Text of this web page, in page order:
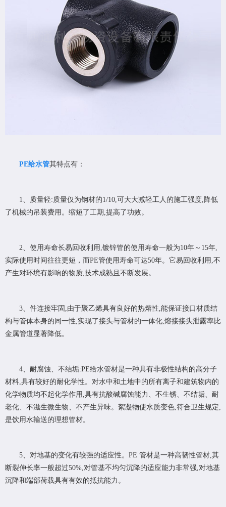
PE给水管其特点有：
1、质量轻:质量仅为钢材的1/10,可大大减轻工人的施工强度,降低
了机械的吊装费用。缩短了工期,提高了功效。
2、使用寿命长易回收利用,镀锌管的使用寿命一般为10年～15年,
实际使用时间往往更短，而PE管使用寿命可达50年。它易回收利用,不
产生对环境有影响的物质,技术成熟且不断发展。
3、件连接牢固,由于聚乙烯具有良好的热熔性,能保证接口材质结
构与管体本身的同一性,实现了接头与管材的一体化,熔接接头泄露率比
金属管道显著降低。
4、耐腐蚀、不结垢:PE给水管材是一种具有非极性结构的高分子
材料,具有较好的耐化学性。对水中和土地中的所有离子和建筑物内的
化学物质均不起化学作用,具有抗酸碱腐蚀能力、不生锈、不结垢、耐
老化、不滋生微生物、不产生异味。絮凝物使水质变色,符合卫生规定,
是饮用水输送的理想管材。
5、对地基的变化有较强的适应性。PE 管材是一种高韧性管材,其
断裂伸长率一般超过50%,对管基不均匀沉降的适应能力非常强,对地基
沉降和端部荷载具有有效的抵抗能力。